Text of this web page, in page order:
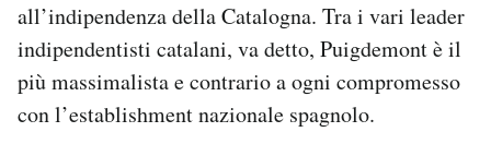
all’indipendenza della Catalogna. Tra i vari leader
indipendentisti catalani, va detto, Puigdemont è il
più massimalista e contrario a ogni compromesso
con l’establishment nazionale spagnolo.